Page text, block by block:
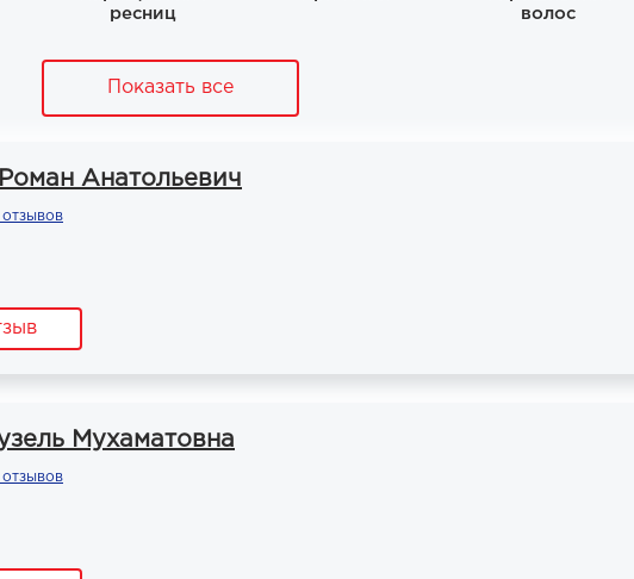
ресниц
волос
Показать все
Анатольевич
Мухаматовна